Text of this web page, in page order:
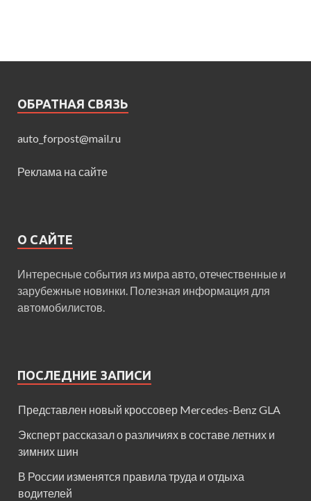
ОБРАТНАЯ СВЯЗЬ
auto_forpost@mail.ru
Реклама на сайте
О САЙТЕ
Интересные события из мира авто, отечественные и
зарубежные новинки. Полезная информация для
автомобилистов.
ПОСЛЕДНИЕ ЗАПИСИ
Представлен новый кроссовер Mercedes-Benz GLA
Эксперт рассказал о различиях в составе летних и
зимних шин
В России изменятся правила труда и отдыха
водителей